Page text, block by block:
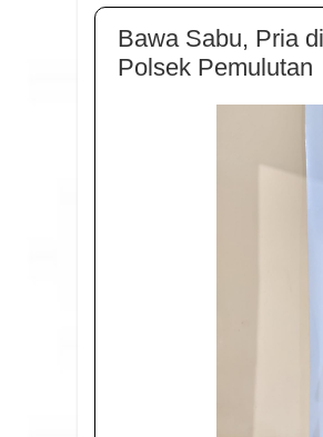
Bawa Sabu, Pria
Polsek Pemulutan